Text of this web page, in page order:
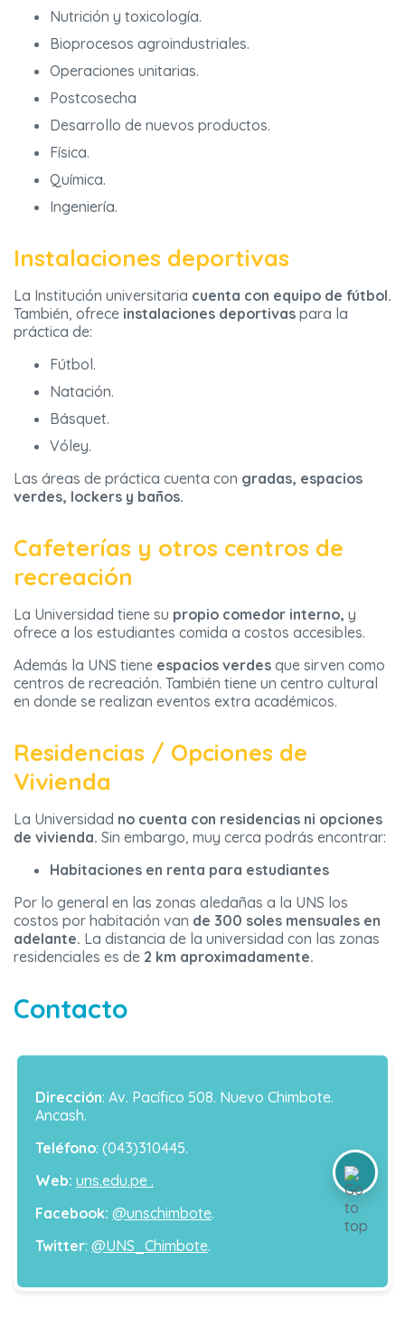
Nutrición y toxicología.
Bioprocesos agroindustriales.
Operaciones unitarias.
Postcosecha
Desarrollo de nuevos productos.
Física.
Química.
Ingeniería.
Instalaciones deportivas
La Institución universitaria cuenta con equipo de fútbol.
También, ofrece instalaciones deportivas para la
práctica de:
Fútbol.
Natación.
Básquet.
Vóley.
Las áreas de práctica cuenta con gradas, espacios
verdes, lockers y baños.
Cafeterías y otros centros de
recreación
La Universidad tiene su propio comedor interno, y
ofrece a los estudiantes comida a costos accesibles.
Además la UNS tiene espacios verdes que sirven como
centros de recreación. También tiene un centro cultural
en donde se realizan eventos extra académicos.
Residencias / Opciones de
Vivienda
La Universidad no cuenta con residencias ni opciones
de vivienda. Sin embargo, muy cerca podrás encontrar:
Habitaciones en renta para estudiantes
Por lo general en las zonas aledañas a la UNS los
costos por habitación van de 300 soles mensuales en
adelante. La distancia de la universidad con las zonas
residenciales es de 2 km aproximadamente.
Contacto
Dirección: Av. Pacífico 508. Nuevo Chimbote.
Ancash.
Teléfono: (043)310445.
Web: uns.edu.pe .
Facebook: @unschimbote.
Twitter: @UNS_Chimbote.